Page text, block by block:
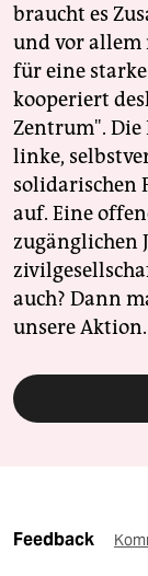
braucht es
und vor allem
für eine
kooperiert
Zentrum".
linke,
solidarischen
auf. Eine
zugänglichen
auch? Dann
unsere Aktion.
Feedback